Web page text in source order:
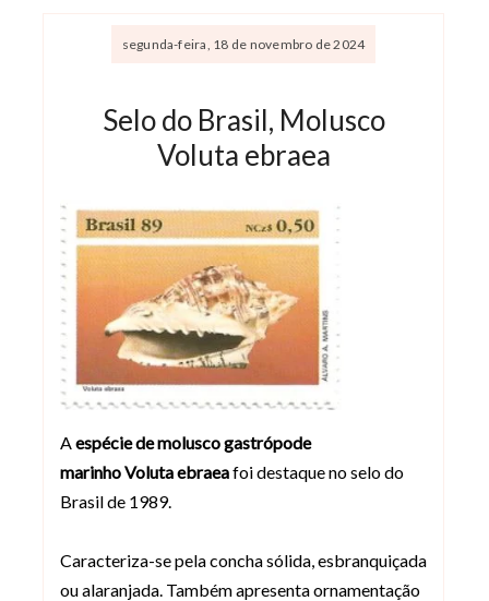
segunda-feira, 18 de novembro de 2024
Selo do Brasil, Molusco
Voluta ebraea
Aespécie de molusco gastrópode
marinhoVoluta ebraeafoi destaque no selo do
Brasil de 1989.
Caracteriza-se pela concha sólida, esbranquiçada
ou alaranjada. Também apresenta ornamentação